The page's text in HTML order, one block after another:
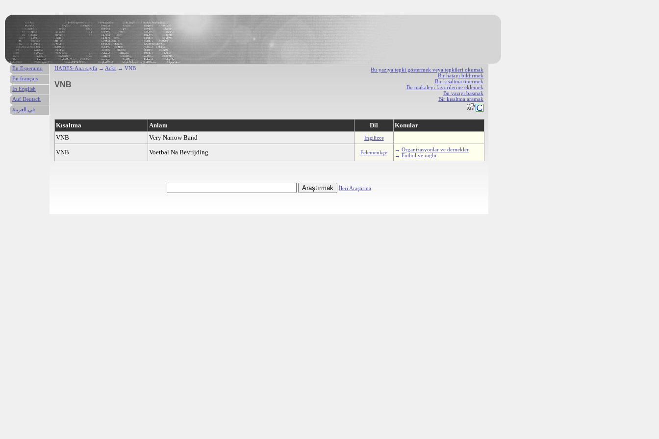
Bu yazıya tepki göstermek veya tepkileri okumak
Bir hatayı bildirmek
Bir kısaltma önermek
Bu makaleyi favorilerine eklemek
Bu yazıyı basmak
Bir kısaltma aramak
HADES-Ana sayfa → Ackr → VNB
VNB
Kısaltma Anlam Dil
Konular
VNB
Very Narrow Band İngilizce
VNB Voetbal Na Bevrijding Felemenkçe → Organizasyonlar ve dernekler
→ Futbol ve ragbi
İleri Araştırma
En Esperanto
En français
In English
Auf Deutsch
في العربية